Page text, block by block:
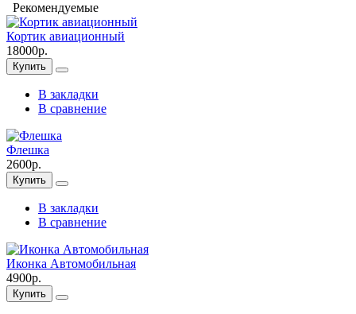
Рекомендуемые
Кортик авиационный
18000р.
Купить
В закладки
В сравнение
Флешка
2600р.
Купить
В закладки
В сравнение
Иконка Автомобильная
4900р.
Купить